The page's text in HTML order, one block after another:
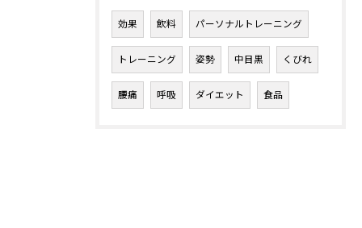
効果 飲料 パーソナルトレーニング
トレーニング 姿勢 中目黒 くびれ
腰痛 呼吸 ダイエット 食品